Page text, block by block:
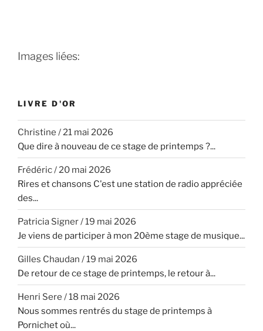
Images liées:
LIVRE D'OR
Christine /21 mai 2026
Que dire à nouveau de ce stage de printemps ?...
Frédéric/20 mai 2026
Rires et chansons C'est une station de radio appréciée
des...
Patricia Signer/19 mai 2026
Je viens de participer à mon 20ème stage de musique...
Gilles Chaudan /19 mai 2026
De retour de ce stage de printemps, le retour à...
Henri Sere /18 mai 2026
Nous sommes rentrés du stage de printemps à
Pornichet où...